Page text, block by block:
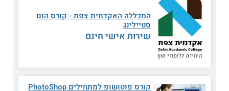
כמה זמן לומדים?
היקף הקורס 14 מפגשים חד שבועיים, והוא כולל 42 שעות לימוד.
קראו על
המכללה האקדמית צפת - קורס הום
סטיילינג
שירות אישי חינם
קורס פוטושופ למתחילים PhotoShop